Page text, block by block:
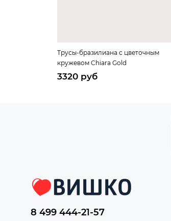
Трусы-бразилиана с цветочным
кружевом Chiara Gold
3320 руб
8 499 444-21-57